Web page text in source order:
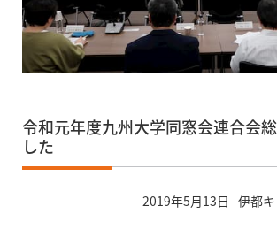
令和元年度九州大学同窓会連合会
した
2019年5月13日 伊都